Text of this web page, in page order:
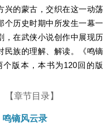
兴的蒙古，交织在这一动荡
个历史时期中所发生一幕一
，在武侠小说创作中展现历
民族的理解、解读。《鸣镝
版本，本书为120回的版
【章节目录】
鸣镝风云录